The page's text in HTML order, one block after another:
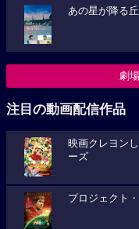
あの星が降る
劇
注目の動画配信作品
映画クレヨン
ーズ
プロジェクト